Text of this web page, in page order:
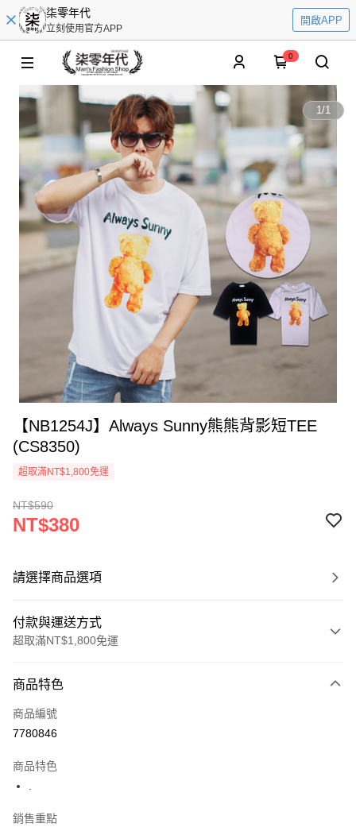
柒零年代
立刻使用官方APP
開啟APP
0
1/1
【NB1254J】Always Sunny熊熊背影短TEE
(CS8350)
超取滿NT$1,800免運
NT$590
NT$380
請選擇商品選項
付款與運送方式
超取滿NT$1,800免運
信用卡一次付款
超商取貨付款
街口支付
商品特色
商品編號
7780846
商品特色
銷售重點